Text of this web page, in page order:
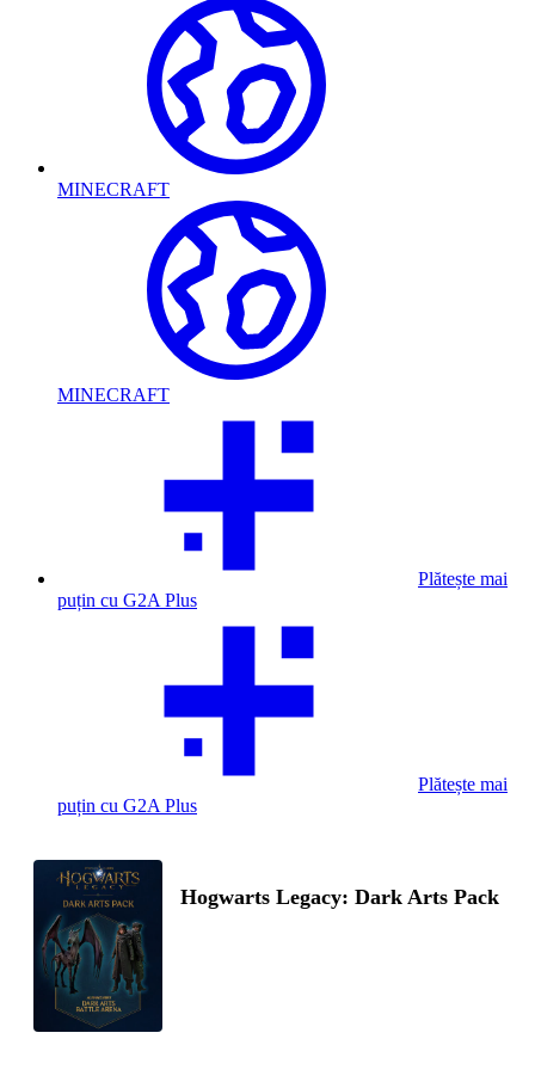
MINECRAFT
MINECRAFT
Plătește mai
puțin cu G2A Plus
Plătește mai
puțin cu G2A Plus
Hogwarts Legacy: Dark Arts Pack